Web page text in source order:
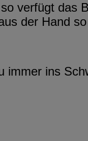
verfügt das
der Hand
immer ins